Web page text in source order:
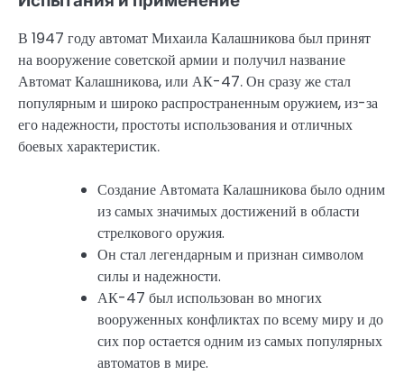
В 1947 году автомат Михаила Калашникова был принят
на вооружение советской армии и получил название
Автомат Калашникова, или АК-47. Он сразу же стал
популярным и широко распространенным оружием, из-за
его надежности, простоты использования и отличных
боевых характеристик.
Создание Автомата Калашникова было одним
из самых значимых достижений в области
стрелкового оружия.
Он стал легендарным и признан символом
силы и надежности.
АК-47 был использован во многих
вооруженных конфликтах по всему миру и до
сих пор остается одним из самых популярных
автоматов в мире.